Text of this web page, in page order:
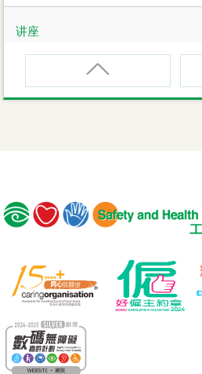
电动车维修安全课程
MICM
组装合成建筑工程管理人员训练
MICW
组装合成建筑工程工作安全训练
TST
安全使用可伸缩工作台
讲座
职业健康大奬2026-27网上简介
讲座
危险品的安全规管与危险物质相
【好心情@健康工作间】医护服
『七好』减压法的科学减压之道
讲座
【护心计划/好心情@健康工作间